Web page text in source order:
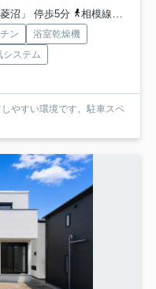
沼」 停歩5分
相模線「茅ケ崎」駅 バス7分 「菱沼」 停歩5分
ン
浴室乾燥機
システム
やすい環境です。駐車スペ